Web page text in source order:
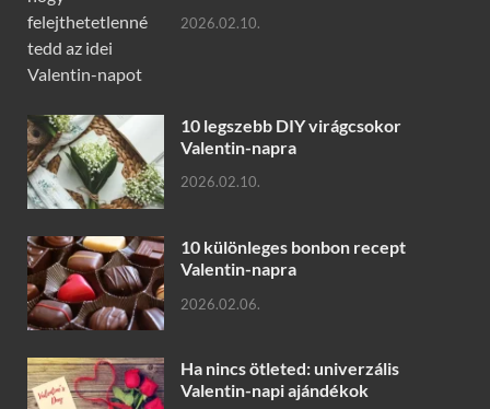
2026.02.10.
10 legszebb DIY virágcsokor
Valentin-napra
2026.02.10.
10 különleges bonbon recept
Valentin-napra
2026.02.06.
Ha nincs ötleted: univerzális
Valentin-napi ajándékok